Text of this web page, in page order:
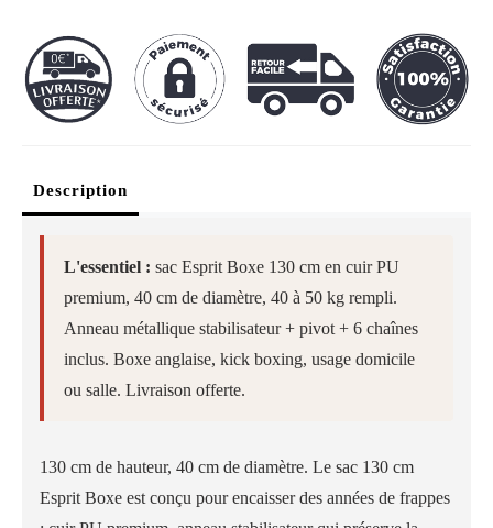
Description
L'essentiel : sac Esprit Boxe 130 cm en cuir PU
premium, 40 cm de diamètre, 40 à 50 kg rempli.
Anneau métallique stabilisateur + pivot + 6 chaînes
inclus. Boxe anglaise, kick boxing, usage domicile
ou salle. Livraison offerte.
130 cm de hauteur, 40 cm de diamètre. Le sac 130 cm
Esprit Boxe est conçu pour encaisser des années de frappes